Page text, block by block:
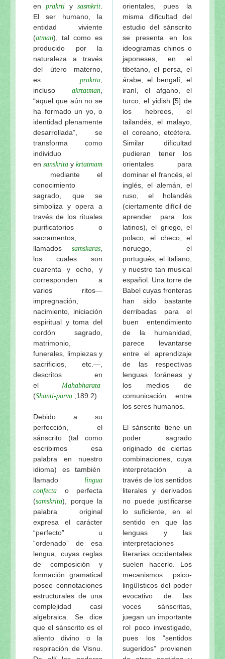
en prakrti y sasmkrit
El ser humano, la
entidad viviente
(atman), tal como es
producido por la
naturaleza a través
del útero materno,
es prakrta
incluso akrtatman
“aquel que aún no se
ha formado un yo, o
identidad plenamente
desarrollada”, se
transforma como
individuo
en sanskrita y krtatmam
mediante el
conocimiento
sagrado, que se
simboliza y opera a
través de los rituales
purificatorios o
sacramentos,
llamados samskaras
los cuales son
cuarenta y ocho, y
corresponden a
varios ritos—
impregnación,
nacimiento, iniciación
espiritual y toma del
cordón sagrado,
matrimonio,
funerales, limpiezas y
sacrificios, etc.—,
descritos en
el Mahabharata
(Shanti-parva ,189.2).
Debido a su
perfección, el
sánscrito (tal como
escribimos esa
palabra en nuestro
idioma) es también
llamado lingua
confecta o perfecta
(samskrita), porque la
palabra original
expresa el carácter
“perfecto” u
“ordenado” de esa
lengua, cuyas reglas
de composición y
formación gramatical
posee connotaciones
estructurales de una
complejidad casi
algebraica. Se dice
que el sánscrito es el
aliento divino o la
respiración de Visnu.
orientales, pues la
misma dificultad del
estudio del sánscrito
se presenta en los
ideogramas chinos o
japoneses, en el
tibetano, el persa, el
árabe, el bengalí, el
iraní, el afgano, el
turco, el yidish [5] de
los hebreos, el
tailandés, el malayo,
el coreano, etcétera.
Similar dificultad
pudieran tener los
orientales para
dominar el francés, el
inglés, el alemán, el
ruso, el holandés
(ciertamente difícil de
aprender para los
latinos), el griego, el
polaco, el checo, el
noruego, el
portugués, el italiano,
y nuestro tan musical
español. Una torre de
Babel cuyas fronteras
han sido bastante
derribadas para el
buen entendimiento
de la humanidad,
parece levantarse
entre el aprendizaje
de las respectivas
lenguas foráneas y
los medios de
comunicación entre
los seres humanos.
El sánscrito tiene un
poder sagrado
originado de ciertas
combinaciones, cuya
interpretación a
través de los sentidos
literales y derivados
no puede justificarse
lo suficiente, en el
sentido en que las
lenguas y las
interpretaciones
literarias occidentales
suelen hacerlo. Los
mecanismos psico-
lingüísticos del poder
evocativo de las
voces sánscritas,
juegan un importante
rol poco investigado,
pues los “sentidos
sugeridos” provienen